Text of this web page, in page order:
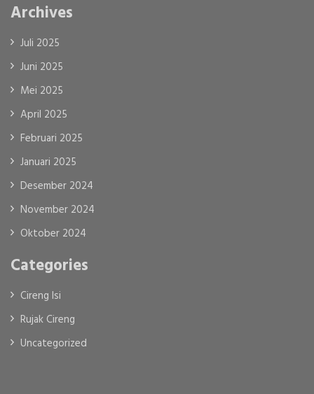
Archives
Juli 2025
Juni 2025
Mei 2025
April 2025
Februari 2025
Januari 2025
Desember 2024
November 2024
Oktober 2024
Categories
Cireng Isi
Rujak Cireng
Uncategorized